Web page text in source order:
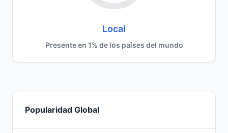
Local
Presente en 1% de los países del mundo
Popularidad Global